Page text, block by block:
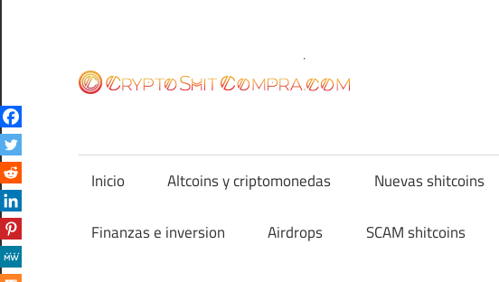
Inicio Altcoins y criptomonedas Nuevas shitcoins
Finanzas e inversion Airdrops SCAM shitcoins